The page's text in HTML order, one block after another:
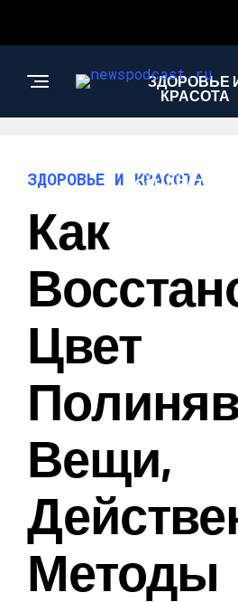
ЗДОРОВЬЕ
КРАСОТА
ИНТЕРЕСНОЕ
ЗДОРОВЬЕ И КРАСОТА
Как
Цвет
Вещи,
Методы